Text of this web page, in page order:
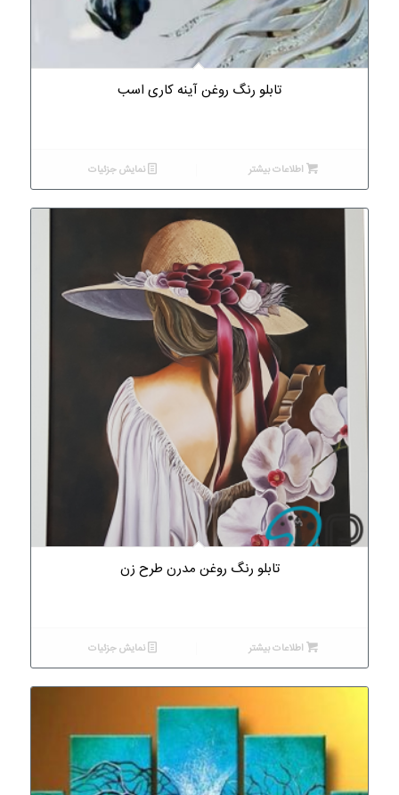
تابلو رنگ روغن آینه کاری اسب
اطلاعات بیشتر نمایش جزئیات
تابلو رنگ روغن مدرن طرح زن
اطلاعات بیشتر نمایش جزئیات